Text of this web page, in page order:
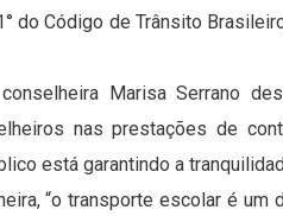
do Código de Trânsito
Marisa Serrano
nas prestações de
está garantindo a
“o transporte escolar é